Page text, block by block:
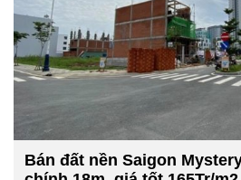
Bán đất nền Saigon